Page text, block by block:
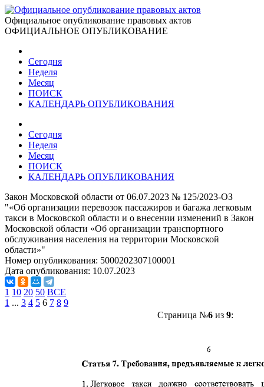
Официальное опубликование правовых актов
ОФИЦИАЛЬНОЕ ОПУБЛИКОВАНИЕ
Сегодня
Неделя
Месяц
ПОИСК
КАЛЕНДАРЬ ОПУБЛИКОВАНИЯ
Сегодня
Неделя
Месяц
ПОИСК
КАЛЕНДАРЬ ОПУБЛИКОВАНИЯ
Закон Московской области от 06.07.2023 № 125/2023-ОЗ
"«Об организации перевозок пассажиров и багажа легковым
такси в Московской области и о внесении изменений в Закон
Московской области «Об организации транспортного
обслуживания населения на территории Московской
области»"
Номер опубликования: 5000202307100001
Дата опубликования: 10.07.2023
1 10 20 50 ВСЕ
1 ... 3 4 5 6 7 8 9
Страница №6из 9: